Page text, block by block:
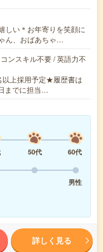
しい＊お年寄りを笑顔に
ん、おばあちゃ…
ンスキル不要 / 英語力不
上採用予定★履歴書は
までに担当…
50代
60代
男性
詳しく見る